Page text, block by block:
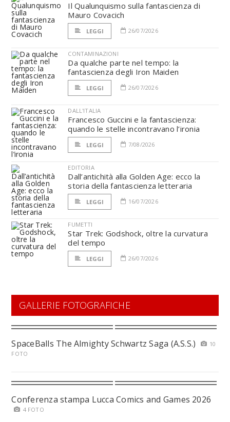
Il Qualunquismo sulla fantascienza di
Mauro Covacich
LEGGI 26/07/2026
CONTAMINAZIONI
Da qualche parte nel tempo: la
fantascienza degli Iron Maiden
LEGGI 26/07/2026
DALL'ITALIA
Francesco Guccini e la fantascienza:
quando le stelle incontravano l’ironia
LEGGI 7/08/2026
EDITORIA
Dall’antichità alla Golden Age: ecco la
storia della fantascienza letteraria
LEGGI 16/07/2026
FUMETTI
Star Trek: Godshock, oltre la curvatura
del tempo
LEGGI 26/07/2026
GALLERIE FOTOGRAFICHE
SpaceBalls The Almighty Schwartz Saga (A.S.S.)
10
FOTO
Conferenza stampa Lucca Comics and Games 2026
4 FOTO